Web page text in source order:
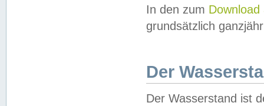
In den zum Download
grundsätzlich
Der
Der Wasserstand ist